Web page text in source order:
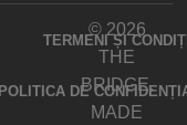
TERMENI ȘI
POLITICA DE
© 2026
THE
BRIDGE.
MADE